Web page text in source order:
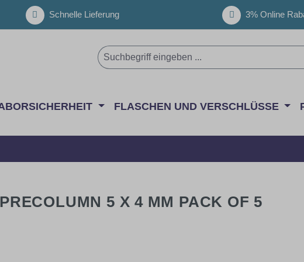
Schnelle Lieferung 3% Online
FLASCHEN UND VERSCHLÜSSE
5 X 4 MM PACK OF 5